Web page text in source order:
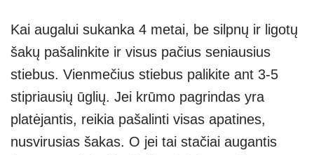
Kai augalui sukanka 4 metai, be silpnų ir ligotų
šakų pašalinkite ir visus pačius seniausius
stiebus. Vienmečius stiebus palikite ant 3-5
stipriausių ūglių. Jei krūmo pagrindas yra
platėjantis, reikia pašalinti visas apatines,
nusvirusias šakas. O jei tai stačiai augantis